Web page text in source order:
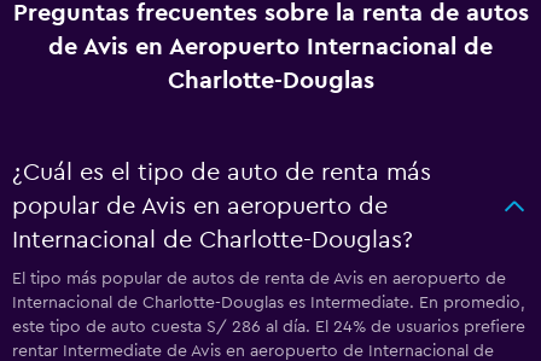
Preguntas frecuentes sobre la renta de autos
de Avis en Aeropuerto Internacional de
Charlotte-Douglas
¿Cuál es el tipo de auto de renta más
popular de Avis en aeropuerto de
Internacional de Charlotte-Douglas?
El tipo más popular de autos de renta de Avis en aeropuerto de
Internacional de Charlotte-Douglas es Intermediate. En promedio,
este tipo de auto cuesta S/ 286 al día. El 24% de usuarios prefiere
rentar Intermediate de Avis en aeropuerto de Internacional de